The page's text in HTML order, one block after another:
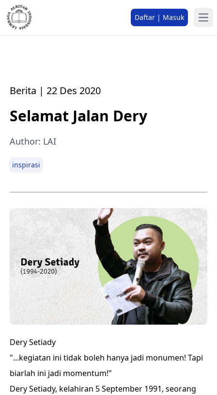
Daftar | Masuk
Berita | 22 Des 2020
Selamat Jalan Dery
Author: LAI
inspirasi
Dery Setiady
"...kegiatan ini tidak boleh hanya jadi monumen! Tapi
biarlah ini jadi momentum!"
Dery Setiady, kelahiran 5 September 1991, seorang